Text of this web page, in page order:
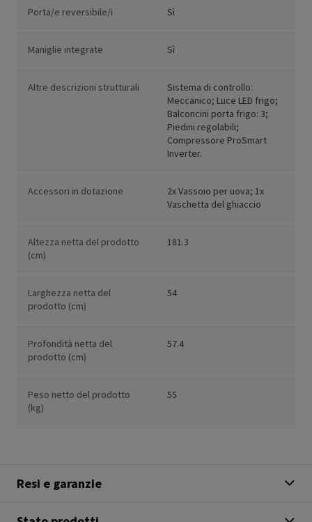
Porta/e reversibile/i Sì
Maniglie integrate Sì
Altre descrizioni strutturali
Sistema di controllo:
Meccanico; Luce LED frigo;
Balconcini porta frigo: 3;
Piedini regolabili;
Compressore ProSmart
Inverter.
Accessori in dotazione
2x Vassoio per uova; 1x
Vaschetta del ghiaccio
Altezza netta del prodotto
(cm)
181.3
Larghezza netta del
prodotto (cm)
54
Profondità netta del
prodotto (cm)
57.4
Peso netto del prodotto
(kg)
55
Resi e garanzie